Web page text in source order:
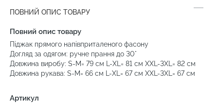
ПОВНИЙ ОПИС ТОВАРУ
Повний опис товару
Піджак прямого напівприталеного фасону
Догляд за одягом: ручне прання до 30°
Довжина виробу: S-M= 79 см L-XL= 81 см XXL-3XL= 82 см
Довжина рукава: S-M= 66 см L-XL= 67 см XXL-3XL= 67 см
Артикул